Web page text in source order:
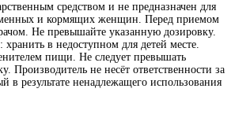
средством и не предназначен для
и кормящих женщин. Перед приемом
Не превышайте указанную дозировку.
в недоступном для детей месте.
пищи. Не следует превышать
Производитель не несёт ответственности за
результате ненадлежащего использования